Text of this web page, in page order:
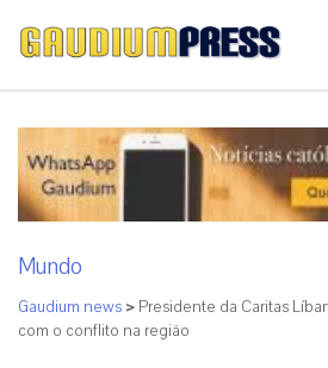
Mundo
Gaudium news > Presidente da Caritas
com o conflito na região